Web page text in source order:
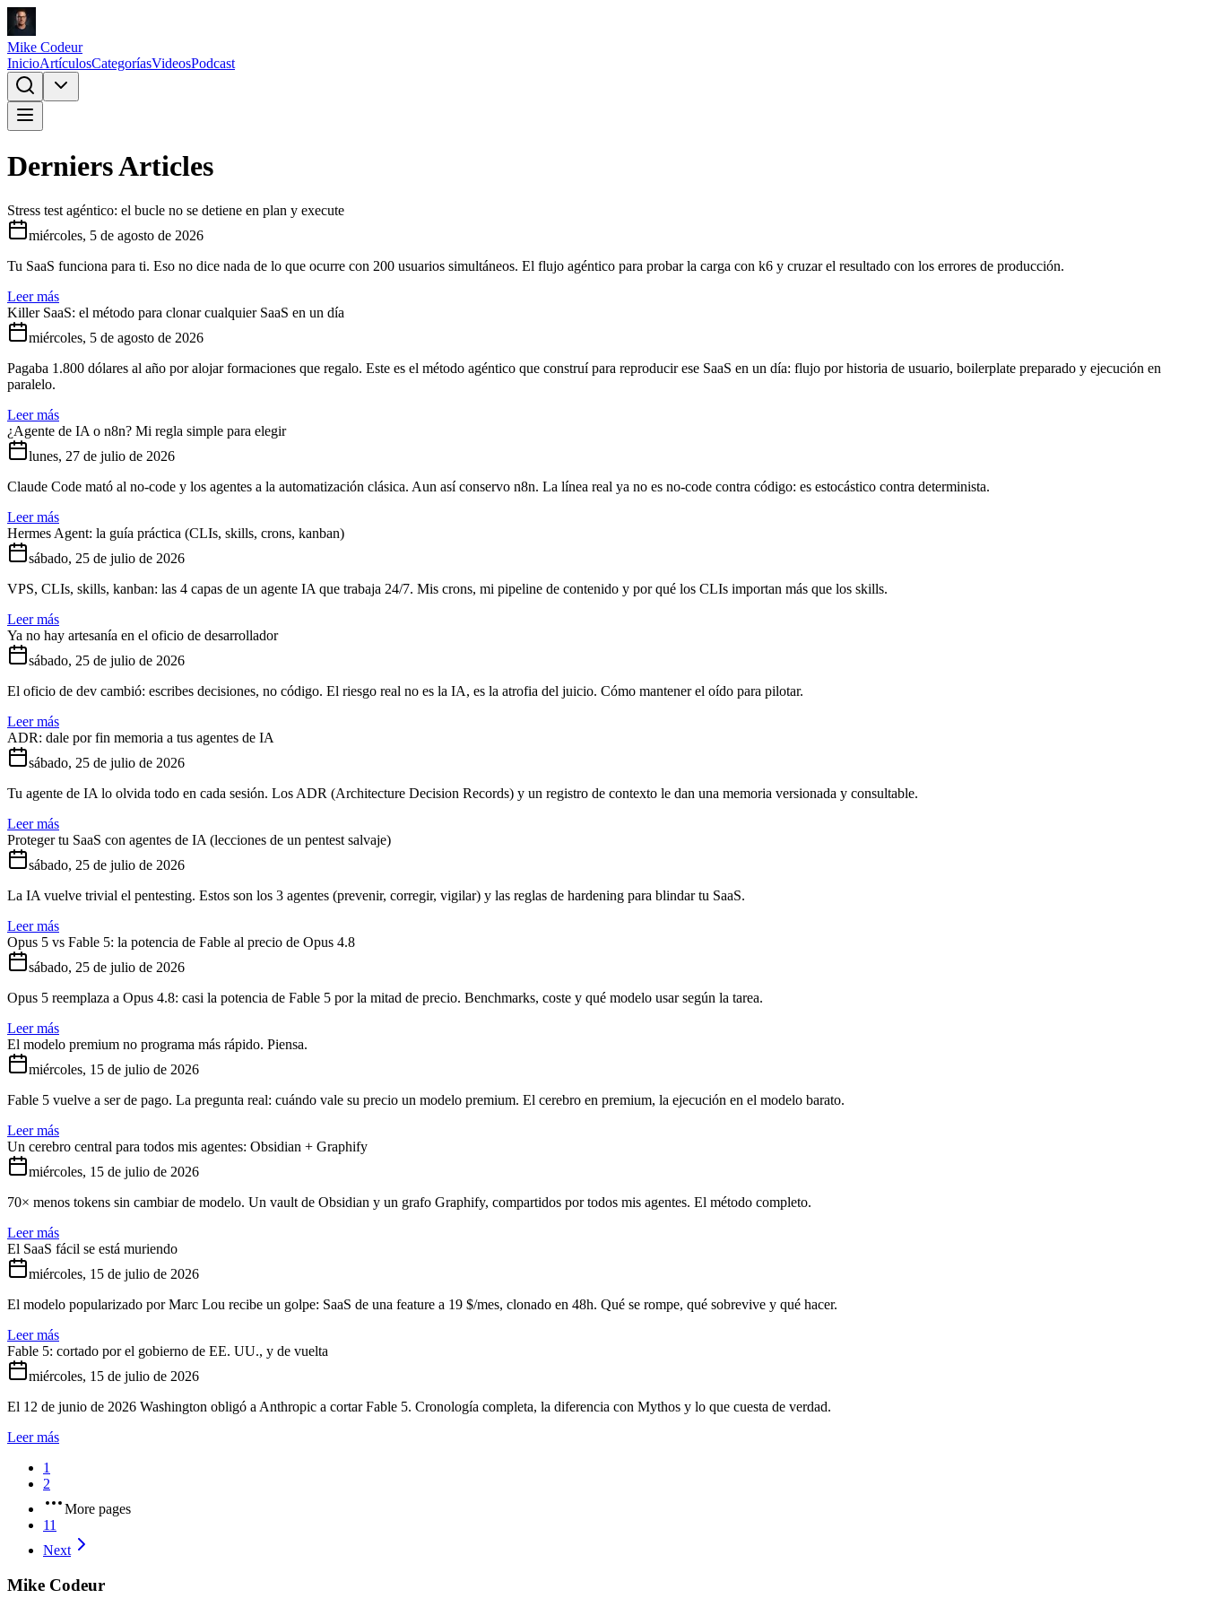
Mike Codeur
InicioArtículosCategoríasVideosPodcast
Derniers Articles
Stress test agéntico: el bucle no se detiene en plan y execute
miércoles, 5 de agosto de 2026
Tu SaaS funciona para ti. Eso no dice nada de lo que ocurre con 200 usuarios simultáneos. El flujo agéntico para probar la carga con k6 y cruzar el resultado con los errores de producción.
Leer más
Killer SaaS: el método para clonar cualquier SaaS en un día
miércoles, 5 de agosto de 2026
Pagaba 1.800 dólares al año por alojar formaciones que regalo. Este es el método agéntico que construí para reproducir ese SaaS en un día: flujo por historia de usuario, boilerplate preparado y ejecución en
paralelo.
Leer más
¿Agente de IA o n8n? Mi regla simple para elegir
lunes, 27 de julio de 2026
Claude Code mató al no-code y los agentes a la automatización clásica. Aun así conservo n8n. La línea real ya no es no-code contra código: es estocástico contra determinista.
Leer más
Hermes Agent: la guía práctica (CLIs, skills, crons, kanban)
sábado, 25 de julio de 2026
VPS, CLIs, skills, kanban: las 4 capas de un agente IA que trabaja 24/7. Mis crons, mi pipeline de contenido y por qué los CLIs importan más que los skills.
Leer más
Ya no hay artesanía en el oficio de desarrollador
sábado, 25 de julio de 2026
El oficio de dev cambió: escribes decisiones, no código. El riesgo real no es la IA, es la atrofia del juicio. Cómo mantener el oído para pilotar.
Leer más
ADR: dale por fin memoria a tus agentes de IA
sábado, 25 de julio de 2026
Tu agente de IA lo olvida todo en cada sesión. Los ADR (Architecture Decision Records) y un registro de contexto le dan una memoria versionada y consultable.
Leer más
Proteger tu SaaS con agentes de IA (lecciones de un pentest salvaje)
sábado, 25 de julio de 2026
La IA vuelve trivial el pentesting. Estos son los 3 agentes (prevenir, corregir, vigilar) y las reglas de hardening para blindar tu SaaS.
Leer más
Opus 5 vs Fable 5: la potencia de Fable al precio de Opus 4.8
sábado, 25 de julio de 2026
Opus 5 reemplaza a Opus 4.8: casi la potencia de Fable 5 por la mitad de precio. Benchmarks, coste y qué modelo usar según la tarea.
Leer más
El modelo premium no programa más rápido. Piensa.
miércoles, 15 de julio de 2026
Fable 5 vuelve a ser de pago. La pregunta real: cuándo vale su precio un modelo premium. El cerebro en premium, la ejecución en el modelo barato.
Leer más
Un cerebro central para todos mis agentes: Obsidian + Graphify
miércoles, 15 de julio de 2026
70× menos tokens sin cambiar de modelo. Un vault de Obsidian y un grafo Graphify, compartidos por todos mis agentes. El método completo.
Leer más
El SaaS fácil se está muriendo
miércoles, 15 de julio de 2026
El modelo popularizado por Marc Lou recibe un golpe: SaaS de una feature a 19 $/mes, clonado en 48h. Qué se rompe, qué sobrevive y qué hacer.
Leer más
Fable 5: cortado por el gobierno de EE. UU., y de vuelta
miércoles, 15 de julio de 2026
El 12 de junio de 2026 Washington obligó a Anthropic a cortar Fable 5. Cronología completa, la diferencia con Mythos y lo que cuesta de verdad.
Leer más
1
2
More pages
11
Next
Mike Codeur